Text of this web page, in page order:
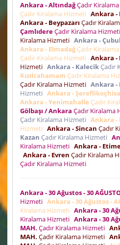
Ankara - AltındağÇadır
Çadır Kiralama Hizmeti Ankara -
Ankara - Beypazarı Çadır
ÇamlıdereÇadır Kiralama Hizmeti
Kiralama Hizmeti Ankara -
Ankara - Elmadağ Çadır
Çadır Kiralama Hizmeti Ankara -
Hizmeti Ankara - KalecikÇadır
Kızılcahamam Çadır Kiralama
Çadır Kiralama Hizmeti Ankara -
Hizmeti Ankara -
Ankara - Yenimahalle Çadır
Gölbaşı / Ankara Çadır Kiralama
Çadır Kiralama Hizmeti Ankara -
Hizmeti Ankara - Sincan Çadır
Kazan Çadır Kiralama Hizmeti
Kiralama Hizmeti Ankara -
Ankara - Evren Çadır Kiralama
Çadır Kiralama Hizmeti
Ankara - 30 Ağustos - 30
Hizmeti Ankara - 30 Ağustos -
Kiralama Hizmeti Ankara - 30
Kiralama Hizmeti Ankara - 30
MAH. Çadır Kiralama Hizmeti
MAH. Çadır Kiralama Hizmeti